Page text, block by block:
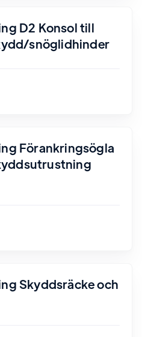
D2 Konsol till
snöglidhinder
Förankringsögla
Skyddsräcke och